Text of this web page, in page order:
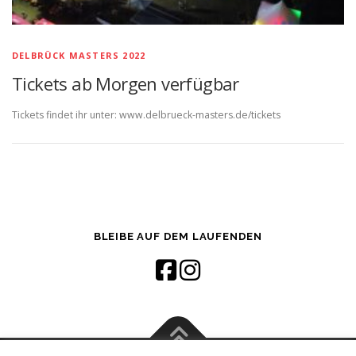
DELBRÜCK MASTERS 2022
Tickets ab Morgen verfügbar
Tickets findet ihr unter: www.delbrueck-masters.de/tickets
BLEIBE AUF DEM LAUFENDEN